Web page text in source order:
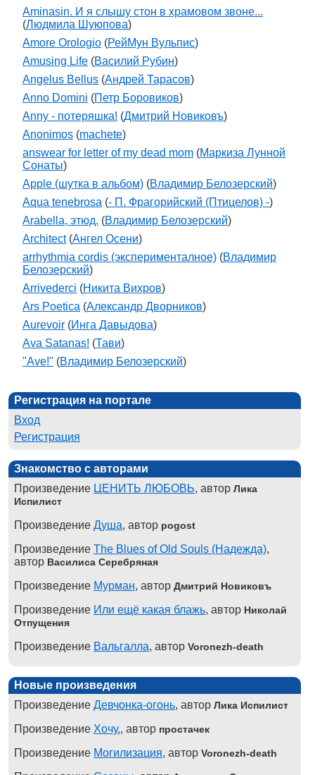
Aminasin. И я слышу стон в храмовом звоне...
(Людмила Шуюпова)
Amore Orologio (РейМун Вульпис)
Amusing Life (Василий Рубин)
Angelus Bellus (Андрей Тарасов)
Anno Domini (Петр Боровиков)
Anny - потеряшка! (Дмитрий Новиковъ)
Anonimos (machete)
answear for letter of my dead mom (Маркиза Лунной
Сонаты)
Apple (шутка в альбом) (Владимир Белозерский)
Aqua tenebrosa (- П. Фрагорийский (Птицелов) -)
Arabella, этюд. (Владимир Белозерский)
Architect(Ангел Осени)
arrhythmia cordis (эксперименталное) (Владимир
Белозерский)
Arrivederci (Никита Вихров)
Ars Poetica (Александр Дворников)
Aurevoir (Инга Давыдова)
Ava Satanas! (Тави)
"Ave!" (Владимир Белозерский)
Регистрация на портале
Вход
Регистрация
Знакомство с авторами
Произведение ЦЕНИТЬ ЛЮБОВЬ, автор Лика
Испилист
Произведение Душа, автор pogost
Произведение The Blues of Old Souls (Надежда),
автор Василиса Серебряная
Произведение Мурман, автор Дмитрий Новиковъ
Произведение Или ещё какая блажь, автор Николай
Отпущения
Произведение Вальгалла, автор Voronezh-death
Новые произведения
Произведение Девчонка-огонь, автор Лика Испилист
Произведение Хочу., автор простачек
Произведение Могилизация, автор Voronezh-death